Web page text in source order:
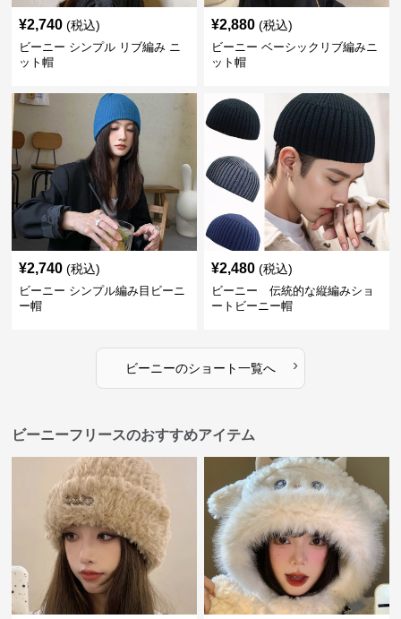
¥2,740 (税込)
ビーニー シンプル リブ編み ニ
ット帽
¥2,880 (税込)
ビーニー ベーシックリブ編みニ
ット帽
¥2,740 (税込)
ビーニー シンプル編み目ビーニ
ー帽
¥2,480 (税込)
ビーニー 伝統的な縦編みショ
ートビーニー帽
ビーニーのショート一覧へ ›
ビーニーフリースのおすすめアイテム